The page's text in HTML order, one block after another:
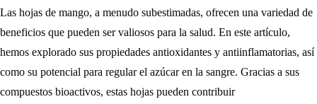
Las hojas de mango, a menudo subestimadas, ofrecen una variedad de
beneficios que pueden ser valiosos para la salud. En este artículo,
hemos explorado sus propiedades antioxidantes y antiinflamatorias, así
como su potencial para regular el azúcar en la sangre. Gracias a sus
compuestos bioactivos, estas hojas pueden contribuir